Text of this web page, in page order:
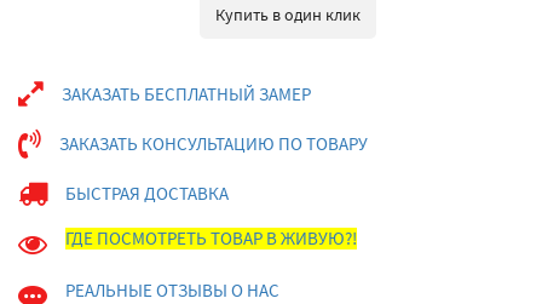
Купить в один клик
ЗАКАЗАТЬ БЕСПЛАТНЫЙ ЗАМЕР
ЗАКАЗАТЬ КОНСУЛЬТАЦИЮ ПО ТОВАРУ
БЫСТРАЯ ДОСТАВКА
ГДЕ ПОСМОТРЕТЬ ТОВАР В ЖИВУЮ?!
РЕАЛЬНЫЕ ОТЗЫВЫ О НАС